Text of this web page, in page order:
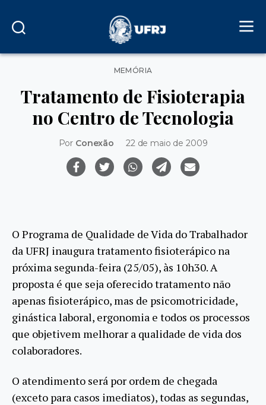
Categorias
MEMÓRIA
Tratamento de Fisioterapia
no Centro de Tecnologia
Por Conexão 22 de maio de 2009
O Programa de Qualidade de Vida do Trabalhador
da UFRJ inaugura tratamento fisioterápico na
próxima segunda-feira (25/05), às 10h30. A
proposta é que seja oferecido tratamento não
apenas fisioterápico, mas de psicomotricidade,
ginástica laboral, ergonomia e todos os processos
que objetivem melhorar a qualidade de vida dos
colaboradores.
O atendimento será por ordem de chegada
(exceto para casos imediatos), todas as segundas,